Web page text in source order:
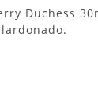
Duchess